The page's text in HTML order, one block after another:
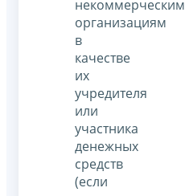
некоммерческим
организациям
в
качестве
их
учредителя
или
участника
денежных
средств
(если